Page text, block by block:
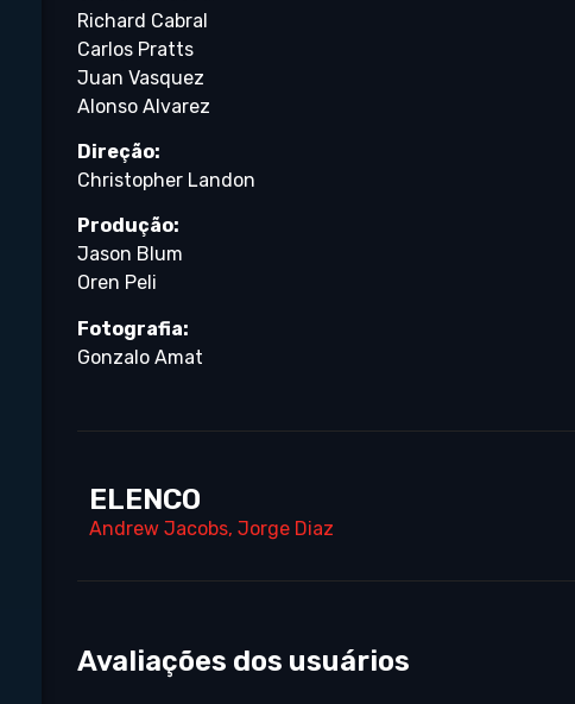
Richard Cabral
Carlos Pratts
Juan Vasquez
Alonso Alvarez
Direção:
Christopher Landon
Produção:
Jason Blum
Oren Peli
Fotografia:
Gonzalo Amat
ELENCO
Andrew Jacobs,Jorge Diaz
Avaliações dos usuários